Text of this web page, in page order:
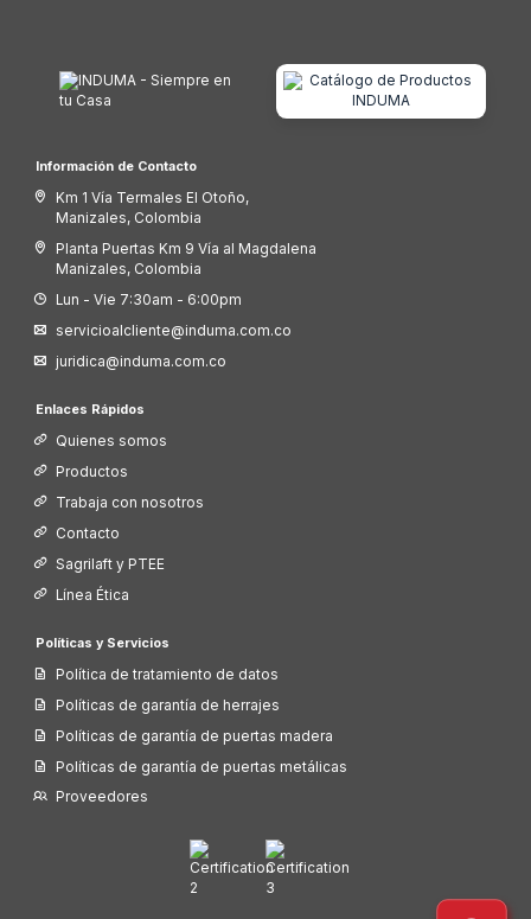
Información de Contacto
Km 1 Vía Termales El Otoño,
Manizales, Colombia
Planta Puertas Km 9 Vía al Magdalena
Manizales, Colombia
Lun - Vie 7:30am - 6:00pm
servicioalcliente@induma.com.co
juridica@induma.com.co
Enlaces Rápidos
Quienes somos
Productos
Trabaja con nosotros
Contacto
Sagrilaft y PTEE
Línea Ética
Políticas y Servicios
Política de tratamiento de datos
Políticas de garantía de herrajes
Políticas de garantía de puertas madera
Políticas de garantía de puertas metálicas
Proveedores